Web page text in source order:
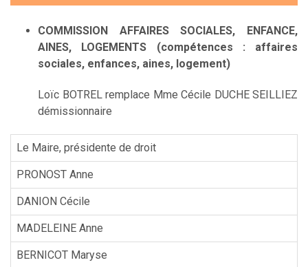
COMMISSION AFFAIRES SOCIALES, ENFANCE,
AINES, LOGEMENTS (compétences : affaires
sociales, enfances, aines, logement)
Loïc BOTREL remplace Mme Cécile DUCHE SEILLIEZ
démissionnaire
Le Maire, présidente de droit
PRONOST Anne
DANION Cécile
MADELEINE Anne
BERNICOT Maryse